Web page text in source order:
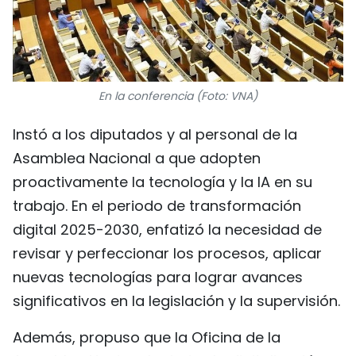
En la conferencia (Foto: VNA)
Instó a los diputados y al personal de la
Asamblea Nacional a que adopten
proactivamente la tecnología y la IA en su
trabajo. En el periodo de transformación
digital 2025-2030, enfatizó la necesidad de
revisar y perfeccionar los procesos, aplicar
nuevas tecnologías para lograr avances
significativos en la legislación y la supervisión.
Además, propuso que la Oficina de la